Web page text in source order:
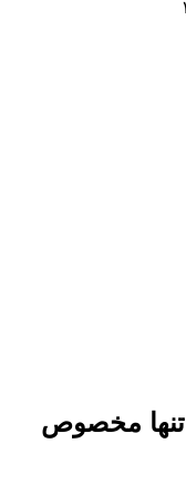
تنها مخصوص